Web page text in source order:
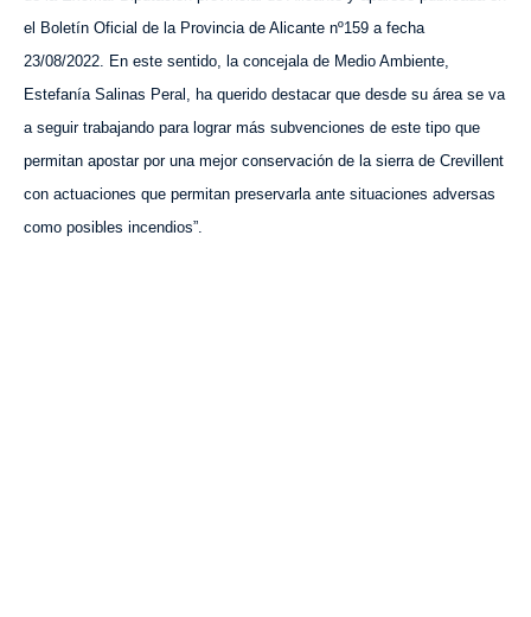
el Boletín Oficial de la Provincia de Alicante nº159 a fecha
23/08/2022. En este sentido, la concejala de Medio Ambiente,
Estefanía Salinas Peral, ha querido destacar que desde su área se va
a seguir trabajando para lograr más subvenciones de este tipo que
permitan apostar por una mejor conservación de la sierra de Crevillent
con actuaciones que permitan preservarla ante situaciones adversas
como posibles incendios”.